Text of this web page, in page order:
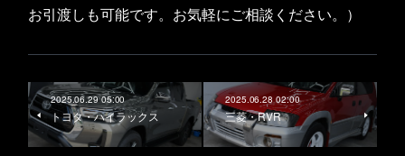
お引渡しも可能です。お気軽にご相談ください。）
2025.06.29 05:00
トヨタ・ハイラックス
2025.06.28 02:00
三菱・RVR